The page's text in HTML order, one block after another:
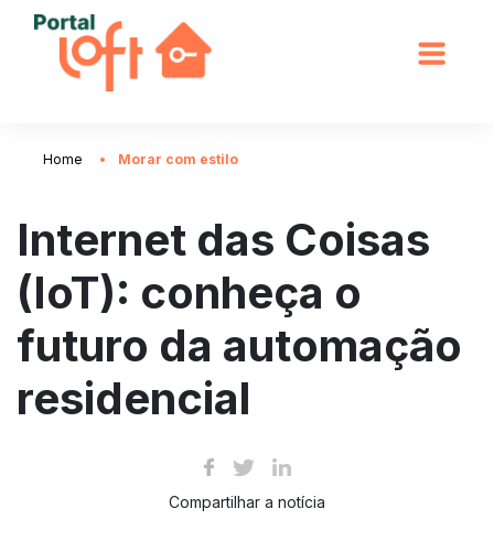
Home Morar com estilo
Internet das Coisas
(IoT): conheça o
futuro da automação
residencial
Compartilhar a notícia